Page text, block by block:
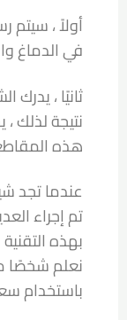
أولاً ،
في الدماغ
ثانيًا ، يدرك
نتيجة لذلك
هذه
عندما تجد
تم إجراء
بهذه
نعلم شخصًا
باستخدام